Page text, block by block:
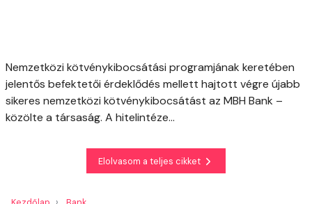
Nemzetközi kötvénykibocsátási programjának keretében
jelentős befektetői érdeklődés mellett hajtott végre újabb
sikeres nemzetközi kötvénykibocsátást az MBH Bank –
közölte a társaság. A hitelintéze...
Elolvasom a teljes cikket